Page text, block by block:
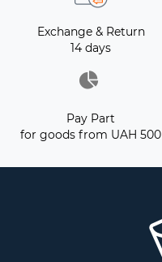
Exchange & Return
14 days
Pay Part
for goods from UAH 500